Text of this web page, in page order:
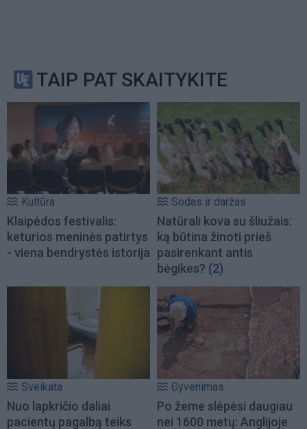
TAIP PAT SKAITYKITE
Kultūra
Klaipėdos festivalis:
keturios meninės patirtys
- viena bendrystės istorija
Sodas ir daržas
Natūrali kova su šliužais:
ką būtina žinoti prieš
pasirenkant antis
bėgikes? (2)
Sveikata
Nuo lapkričio daliai
pacientų pagalbą teiks
Gyvenimas
Po žeme slėpėsi daugiau
nei 1600 metų: Anglijoje